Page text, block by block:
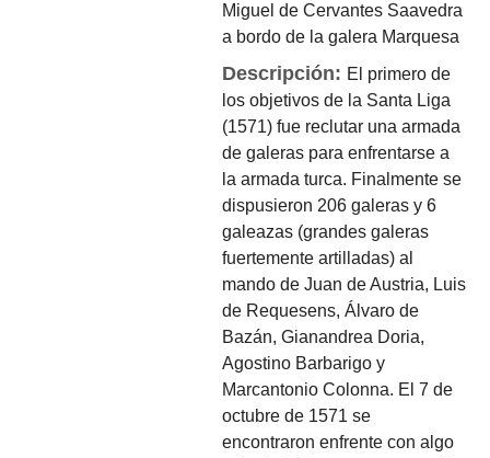
Miguel de Cervantes Saavedra
a bordo de la galera Marquesa
Descripción: El primero de
los objetivos de la Santa Liga
(1571) fue reclutar una armada
de galeras para enfrentarse a
la armada turca. Finalmente se
dispusieron 206 galeras y 6
galeazas (grandes galeras
fuertemente artilladas) al
mando de Juan de Austria, Luis
de Requesens, Álvaro de
Bazán, Gianandrea Doria,
Agostino Barbarigo y
Marcantonio Colonna. El 7 de
octubre de 1571 se
encontraron enfrente con algo